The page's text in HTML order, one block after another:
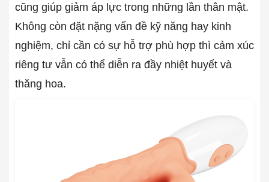
cũng giúp giảm áp lực trong những lần thân mật.
Không còn đặt nặng vấn đề kỹ năng hay kinh
nghiệm, chỉ cần có sự hỗ trợ phù hợp thì cảm xúc
riêng tư vẫn có thể diễn ra đầy nhiệt huyết và
thăng hoa.